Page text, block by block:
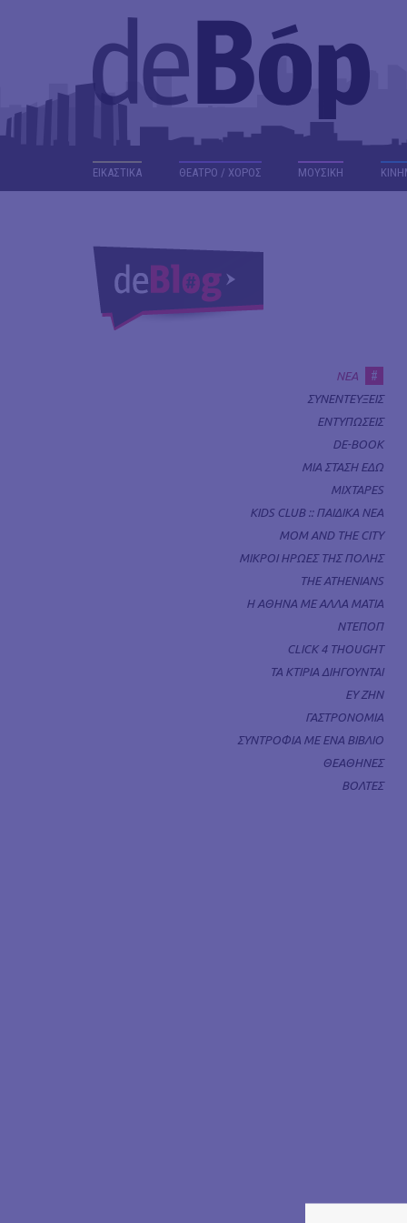
ΕΙΚΑΣΤΙΚΑ ΘΕΑΤΡΟ / ΧΟΡΟΣ ΜΟΥΣΙΚΗ
ΝΕΑ #
ΣΥΝΕΝΤΕΥΞΕΙΣ
ΕΝΤΥΠΩΣΕΙΣ
DE-BOOK
ΜΙΑ ΣΤΑΣΗ ΕΔΩ
MIXTAPES
KIDS CLUB :: ΠΑΙΔΙΚΑ ΝΕΑ
MOM AND THE CITY
ΜΙΚΡΟΙ ΗΡΩΕΣ ΤΗΣ ΠΟΛΗΣ
THE ATHENIANS
Η ΑΘΗΝΑ ΜΕ ΑΛΛΑ ΜΑΤΙΑ
ΝΤΕΠΟΠ
CLICK 4 THOUGHT
ΤΑ ΚΤΙΡΙΑ ΔΙΗΓΟΥΝΤΑΙ
ΕΥ ΖΗΝ
ΓΑΣΤΡΟΝΟΜΙΑ
ΣΥΝΤΡΟΦΙΑ ΜΕ ΕΝΑ ΒΙΒΛΙΟ
ΘΕΑΘΗΝΕΣ
ΒΟΛΤΕΣ